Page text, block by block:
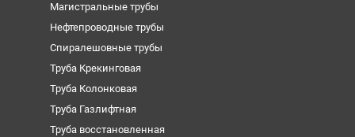
Магистральные трубы
Нефтепроводные трубы
Спиралешовные трубы
Труба Крекинговая
Труба Колонковая
Труба Газлифтная
Труба восстановленная